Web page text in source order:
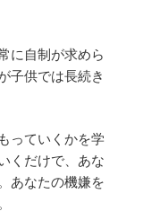
に自制が求めら
子供では長続き
っていくかを学
くだけで、あな
あなたの機嫌を